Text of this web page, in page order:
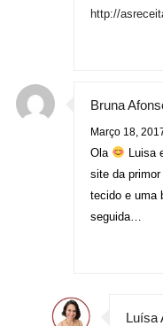
http://
Bruna
Março 18,
Ola
Luisa
site da
tecido e uma
seguida…
Luísa